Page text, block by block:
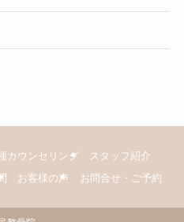
カウンセリング
スタッフ紹介
お客様の声 お問合せ・ご予約